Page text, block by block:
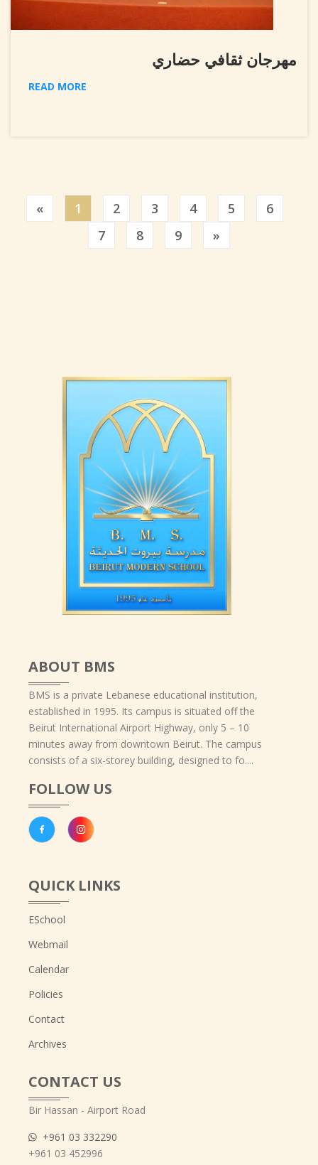
مهرجان ثقافي حضاري
READ MORE
«Previous
1 2 3 4 5
6
7
8 9 »
ABOUT BMS
BMS is a private Lebanese educational institution,
established in 1995. Its campus is situated off the
Beirut International Airport Highway, only 5 – 10
minutes away from downtown Beirut. The campus
consists of a six-storey building, designed to fo....
FOLLOW US
QUICK LINKS
ESchool
Webmail
Calendar
Policies
Contact
Archives
CONTACT US
Bir Hassan - Airport Road
+961 03 332290
+961 03 452996